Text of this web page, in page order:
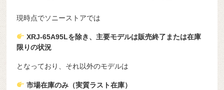
現時点でソニーストアでは
XRJ-65A95Lを除き、主要モデルは販売終了または在庫
限りの状況
となっており、それ以外のモデルは
市場在庫のみ（実質ラスト在庫）